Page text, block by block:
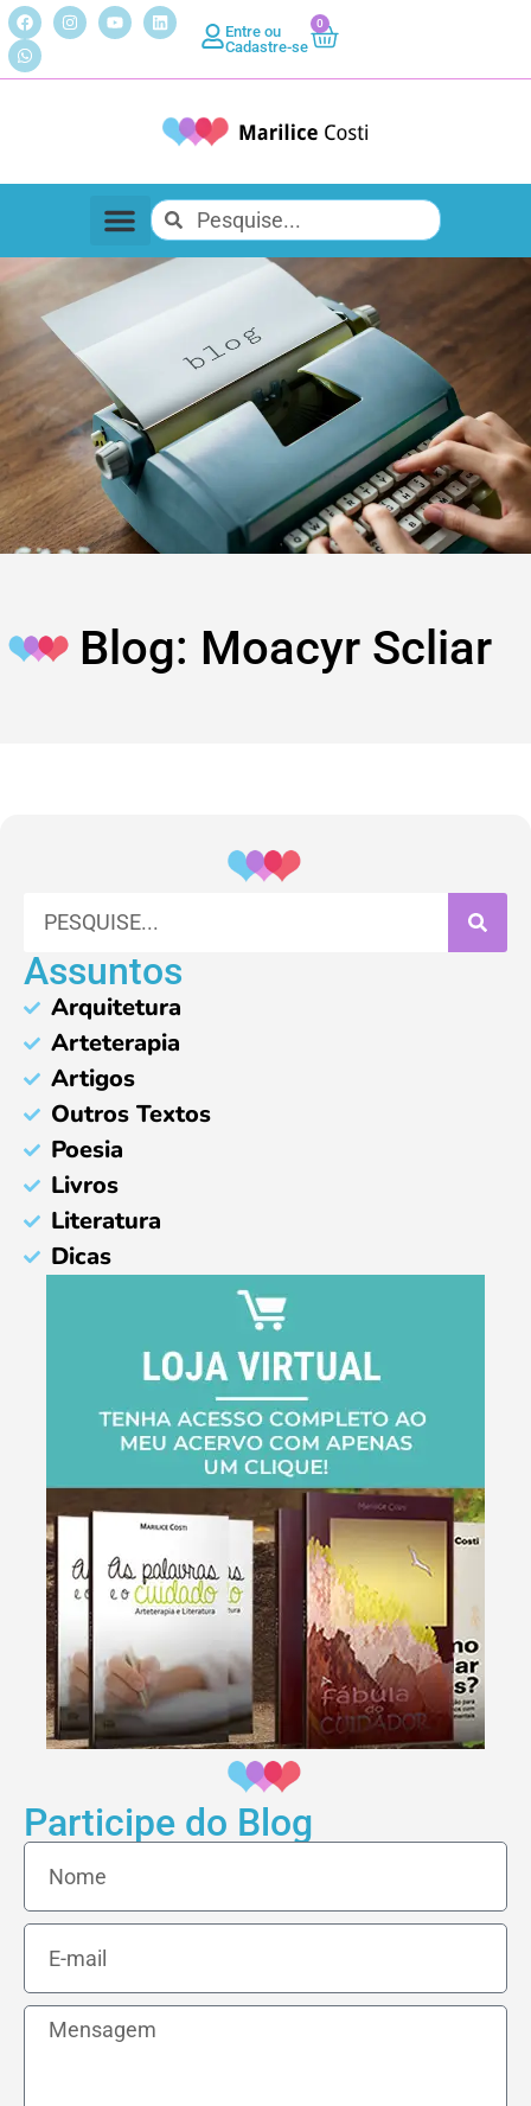
Entre ou
Cadastre-se
0
Blog: Moacyr Scliar
Assuntos
Arquitetura
Arteterapia
Artigos
Outros Textos
Poesia
Livros
Literatura
Dicas
Participe do Blog